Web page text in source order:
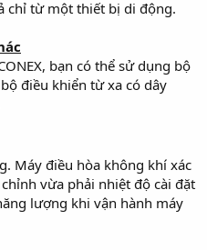
chỉ từ một thiết bị di động.
bạn có thể sử dụng bộ
điều khiển từ xa có dây
Máy điều hòa không khí xác
vừa phải nhiệt độ cài đặt
lượng khi vận hành máy